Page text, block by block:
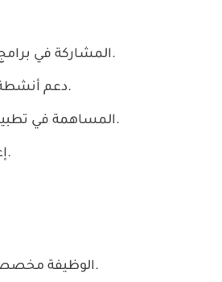
المشاركة في برامج التدريب والتطوير.
دعم أنشطة الصحة الصناعية.
المساهمة في تطبيق معايير السلامة.
إعداد التقارير الفنية.
الوظيفة مخصصة للقطريين فقط.